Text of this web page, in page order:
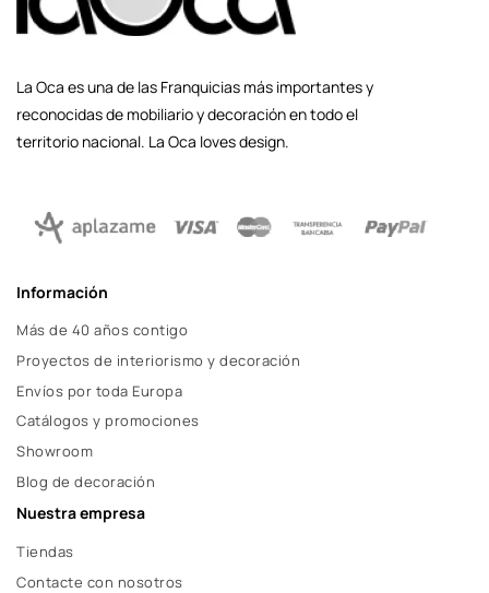
La Oca es una de las Franquicias más importantes y
reconocidas de mobiliario y decoración en todo el
territorio nacional. La Oca loves design.
Información
Más de 40 años contigo
Proyectos de interiorismo y decoración
Envíos por toda Europa
Catálogos y promociones
Showroom
Blog de decoración
Nuestra empresa
Tiendas
Contacte con nosotros